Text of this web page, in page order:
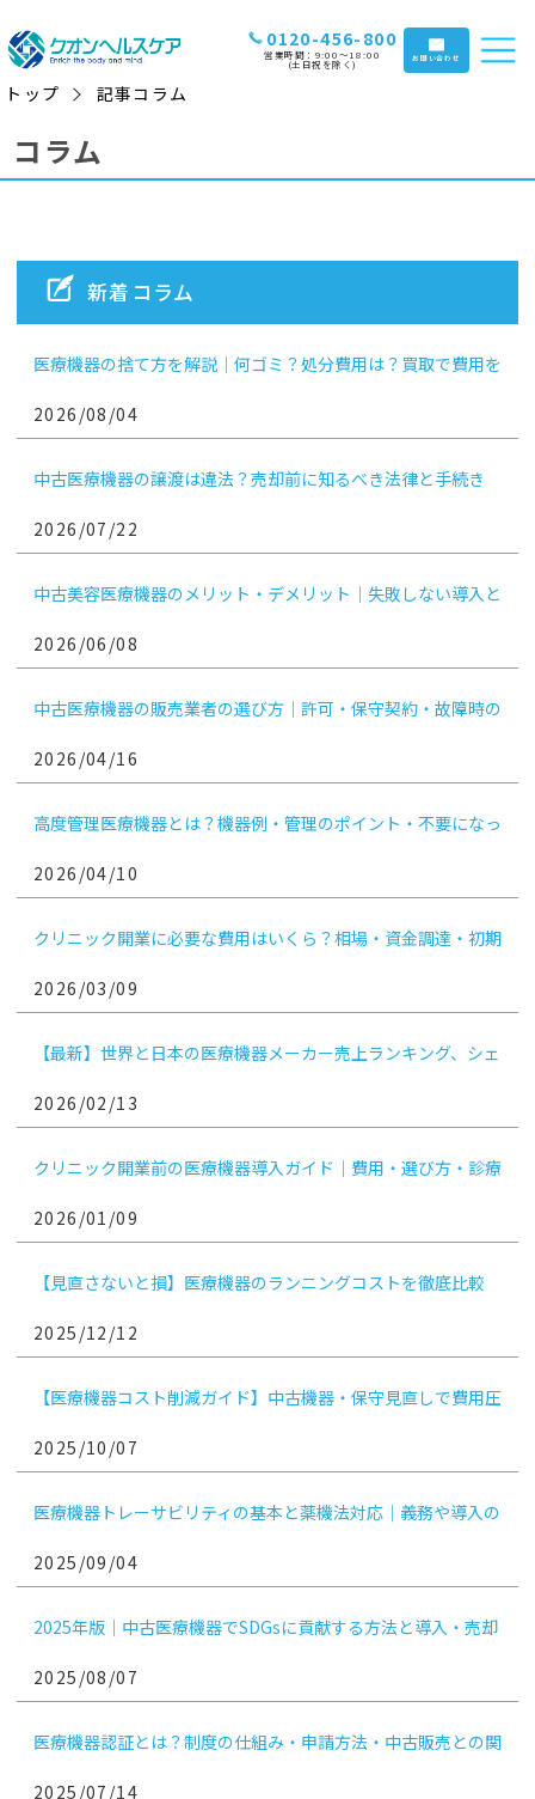
0120-456-800
営業時間：9:00〜18:00
(土日祝を除く) お問い合わせ
トップ 記事コラム
コラム
新着コラム
医療機器の捨て方を解説｜何ゴミ？処分費用は？買取で費用を
2026/08/04
中古医療機器の譲渡は違法？売却前に知るべき法律と手続き
2026/07/22
中古美容医療機器のメリット・デメリット｜失敗しない導入と
2026/06/08
中古医療機器の販売業者の選び方｜許可・保守契約・故障時の
2026/04/16
高度管理医療機器とは？機器例・管理のポイント・不要になっ
2026/04/10
クリニック開業に必要な費用はいくら？相場・資金調達・初期
2026/03/09
【最新】世界と日本の医療機器メーカー売上ランキング、シェ
2026/02/13
クリニック開業前の医療機器導入ガイド｜費用・選び方・診療
2026/01/09
【見直さないと損】医療機器のランニングコストを徹底比較
2025/12/12
【医療機器コスト削減ガイド】中古機器・保守見直しで費用圧
2025/10/07
医療機器トレーサビリティの基本と薬機法対応｜義務や導入の
2025/09/04
2025年版｜中古医療機器でSDGsに貢献する方法と導入・売却
2025/08/07
医療機器認証とは？制度の仕組み・申請方法・中古販売との関
2025/07/14